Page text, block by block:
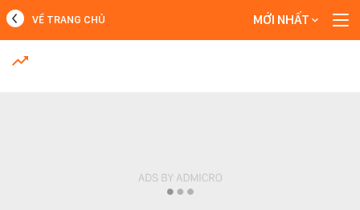
MỚI NHẤT
VỀ TRANG CHỦ MỚI NHẤT